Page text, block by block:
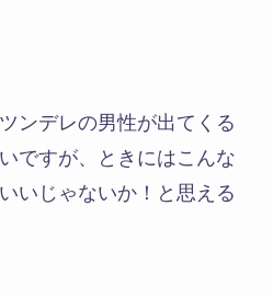
ンデレの男性が出てくる
ですが、
ときにはこんな
いじゃないか！と思える